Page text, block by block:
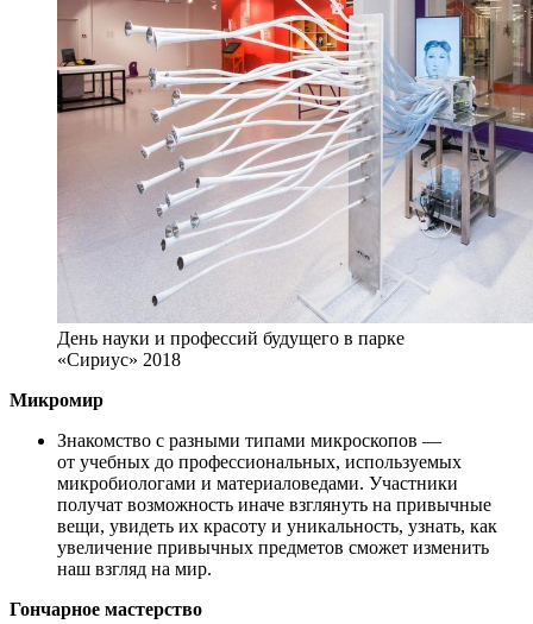
День науки и профессий будущего в парке
«Сириус» 2018
Микромир
Знакомство с разными типами микроскопов —
от учебных до профессиональных, используемых
микробиологами и материаловедами. Участники
получат возможность иначе взглянуть на привычные
вещи, увидеть их красоту и уникальность, узнать, как
увеличение привычных предметов сможет изменить
наш взгляд на мир.
Гончарное мастерство